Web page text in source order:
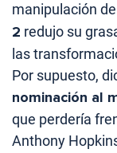
manipulación
2 redujo su
las
Por supuesto,
nominación al
que perdería
Anthony